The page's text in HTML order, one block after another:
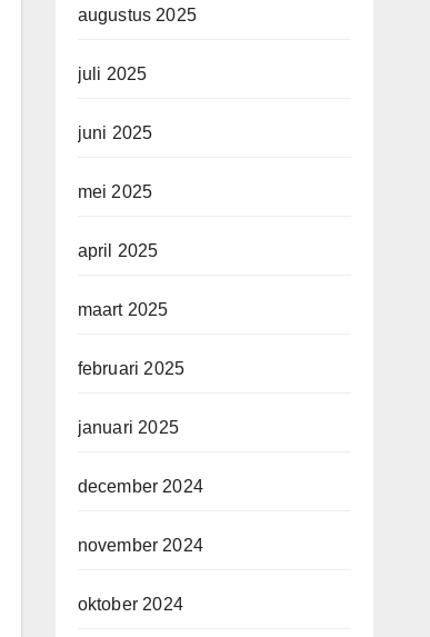
augustus 2025
juli 2025
juni 2025
mei 2025
april 2025
maart 2025
februari 2025
januari 2025
december 2024
november 2024
oktober 2024